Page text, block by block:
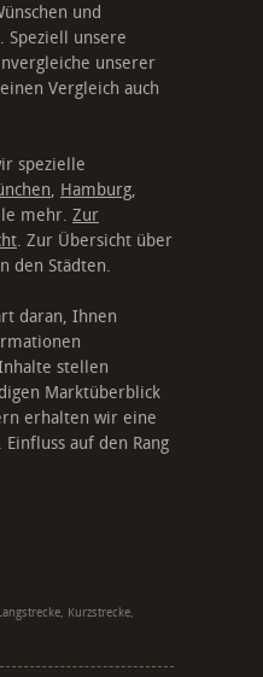
und
Speziell unsere
unserer
Vergleich auch
spezielle
, Hamburg,
mehr. Zur
. Zur Übersicht über
den Städten.
daran, Ihnen
stellen
Marktüberblick
erhalten wir eine
auf den Rang
Kurzstrecke,